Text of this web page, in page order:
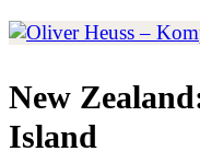
New
Island